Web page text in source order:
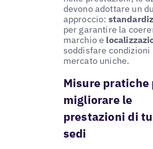
devono adottare un
approccio:
per garantire la
marchio e
soddisfare condizioni
mercato uniche.
Misure pratiche
migliorare le
prestazioni di
sedi